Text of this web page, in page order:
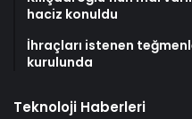
haciz konuldu
İhraçları istenen
kurulunda
Teknoloji Haberleri